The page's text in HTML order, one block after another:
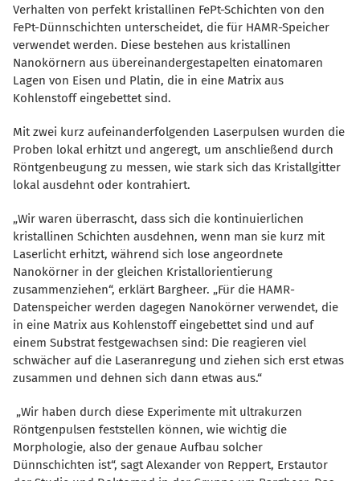
Verhalten von perfekt kristallinen FePt-Schichten von den
FePt-Dünnschichten unterscheidet, die für HAMR-Speicher
verwendet werden. Diese bestehen aus kristallinen
Nanokörnern aus übereinandergestapelten einatomaren
Lagen von Eisen und Platin, die in eine Matrix aus
Kohlenstoff eingebettet sind.
Mit zwei kurz aufeinanderfolgenden Laserpulsen wurden die
Proben lokal erhitzt und angeregt, um anschließend durch
Röntgenbeugung zu messen, wie stark sich das Kristallgitter
lokal ausdehnt oder kontrahiert.
Wir waren überrascht, dass sich die kontinuierlichen
kristallinen Schichten ausdehnen, wenn man sie kurz mit
Laserlicht erhitzt, während sich lose angeordnete
Nanokörner in der gleichen Kristallorientierung
zusammenziehen“, erklärt Bargheer. „Für die HAMR-
Datenspeicher werden dagegen Nanokörner verwendet, die
in eine Matrix aus Kohlenstoff eingebettet sind und auf
einem Substrat festgewachsen sind: Die reagieren viel
schwächer auf die Laseranregung und ziehen sich erst etwas
zusammen und dehnen sich dann etwas aus.“
Wir haben durch diese Experimente mit ultrakurzen
Röntgenpulsen feststellen können, wie wichtig die
Morphologie, also der genaue Aufbau solcher
Dünnschichten ist“, sagt Alexander von Reppert, Erstautor